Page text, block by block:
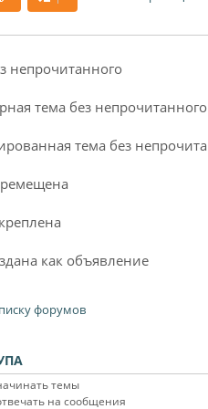
непрочитанного
тема без непрочитанного
тема без
как объявление
форумов
темы
на сообщения